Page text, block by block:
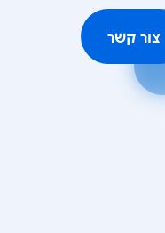
צור קשר